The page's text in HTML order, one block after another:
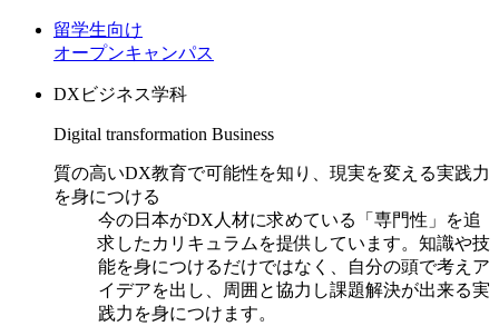
留学生向け
オープンキャンパス
DXビジネス学科
Digital transformation Business
質の高いDX教育で可能性を知り、現実を変える実践力
を身につける
今の日本がDX人材に求めている「専門性」を追
求したカリキュラムを提供しています。知識や技
能を身につけるだけではなく、自分の頭で考えア
イデアを出し、周囲と協力し課題解決が出来る実
践力を身につけます。